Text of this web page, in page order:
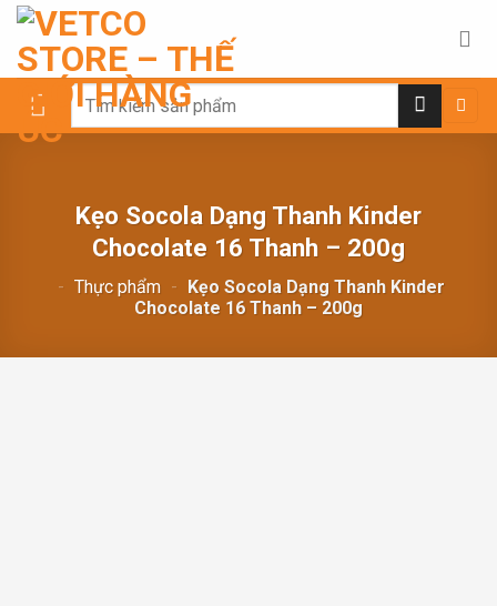
Chuyển
đến
nội
dung
Search
Kẹo Socola Dạng Thanh Kinder
Chocolate 16 Thanh – 200g
- Thực phẩm -
Kẹo Socola Dạng Thanh Kinder
Chocolate 16 Thanh – 200g